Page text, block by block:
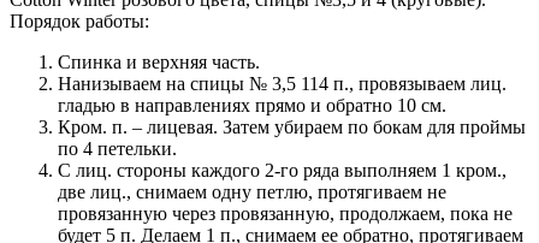
Порядок работы:
Спинка и верхняя часть.
Нанизываем на спицы № 3,5 114 п., провязываем лиц.
гладью в направлениях прямо и обратно 10 см.
Кром. п. – лицевая. Затем убираем по бокам для проймы
по 4 петельки.
С лиц. стороны каждого 2-го ряда выполняем 1 кром.,
две лиц., снимаем одну петлю, протягиваем не
провязанную через провязанную, продолжаем, пока не
будет 5 п. Делаем 1 п., снимаем ее обратно, протягиваем